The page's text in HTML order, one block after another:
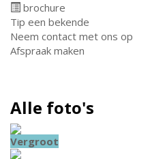
brochure
Tip een bekende
Neem contact met ons op
Afspraak maken
Alle foto's
Vergroot